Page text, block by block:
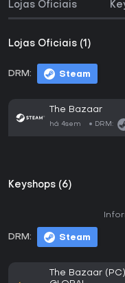
Lojas Oficiais
Lojas Oficiais (1)
DRM: Steam
The Bazaar
há 4sem DRM:
Keyshops (6)
DRM: Steam
The Bazaar